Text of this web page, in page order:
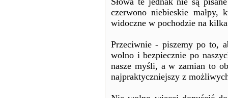
czerwono niebieskie małpy,
widoczne w pochodzie na
Przeciwnie - piszemy po to,
wolno i bezpiecznie po
nasze myśli, a w zamian to
najpraktyczniejszy z